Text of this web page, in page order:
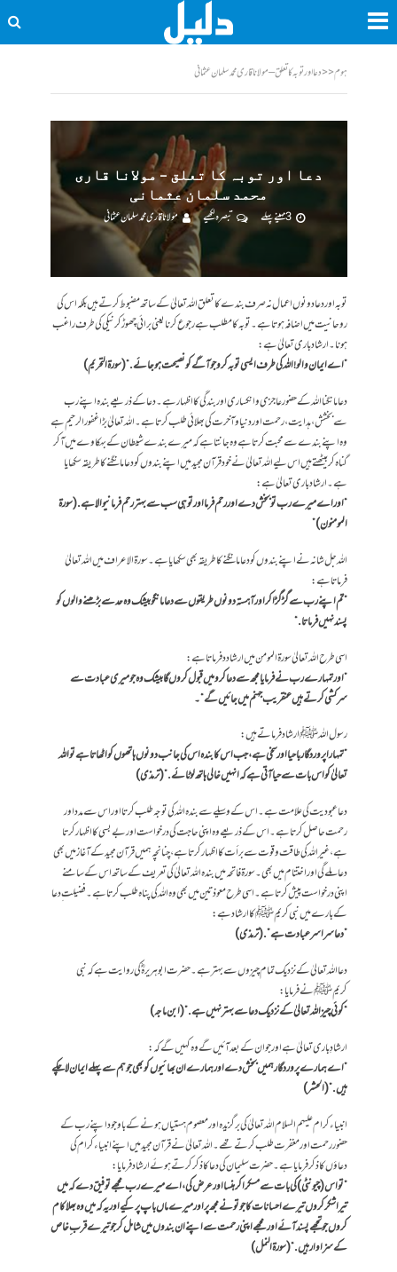
ہوم<<دعا اور توبہ کا تعلق – مولانا قاری محمد سلمان عثمانی
دعا اور توبہ کا تعلق – مولانا قاری
محمد سلمان عثمانی
3 مہینے پہلے
تبصرہ لکھیے مولانا قاری محمد سلمان عثمانی
توبہ اور دعا دونوں اعمال نہ صرف بندے کا تعلق اللہ تعالیٰ کے ساتھ مضبوط کرتے ہیں بلکہ اس کی
روحانیت میں اضافہ ہوتا ہے۔ توبہ کا مطلب ہے رجوع کرنا یعنی برائی چھوڑ کر نیکی کی طرف راغب
ہونا۔ارشاد باری تعالیٰ ہے:
”اے ایمان والو! اللہ کی طرف ایسی توبہ کرو جو آگے کونصیحت ہو جائے.“ (سورۃ التحریم)
دعا مانگنا اللہ کے حضور عاجزی و انکساری اور بندگی کا اظہار ہے۔دعا کے ذریعے بندہ اپنے رب
سے بخشش، ہدایت، رحمت اور دنیا و آخرت کی بھلائی طلب کرتا ہے۔اللہ تعالیٰ بڑا غفورالرحیم ہے
وہ اپنے بندے سے محبت کرتا ہے وہ جانتا ہے کہ میرے بندے شیطان کے بہکاوے میں آ کر
گناہ کر بیٹھتے ہیں اس لیے اللہ تعالیٰ نے خود قرآن مجید میں اپنے بندوں کو دعا مانگنے کا طریقہ سکھایا
ہے۔ارشاد باری تعالیٰ ہے:
“اور اے میرے رب تو بخش دے اور رحم فرمااور تو ہی سب سے بہتر رحم فرمانیوالا ہے.(سورۃ
المومنون)”
اللہ جل شانہ نے اپنے بندوں کو دعا مانگنے کا طریقہ بھی سکھایا ہے۔سورۃ الاعراف میں اللہ تعالیٰ
فرماتا ہے:
”تم اپنے رب سے گڑ گڑا کر اور آہستہ دونوں طریقوں سے دعا مانگو بیشک وہ حد سے بڑھنے والوں کو
پسند نہیں فرماتا.“
اسی طرح اللہ تعالیٰ سورۃ المومن میں ارشادد فرماتا ہے:
”اور تمہارے رب نے فرمایا مجھ سے دعا کرو میں قبول کروں گا بیشک وہ جو میری عبادت سے
سرکشی کرتے ہیں عنقریب جہنم میں جائیں گے“۔
رسول اللہﷺ ارشاد فرماتے ہیں:
” تمہارا پروردگار باحیا اور سخی ہے، جب اس کا بندہ اس کی جانب دونوں ہاتھوں کو اٹھاتا ہے تو اللہ
تعالیٰ کو اس بات سے حیا آتی ہے کہ انہیں خالی ہاتھ لوٹائے.” (ترمذی)
دعا عبودیت کی علامت ہے۔ اس کے وسیلے سے بندہ اللہ کی توجہ طلب کرتا اور اس سے مدد اور
رحمت حاصل کرتا ہے۔ اس کے ذریعے وہ اپنی حاجت کی درخواست اور بے بسی کا اظہار کرتا
ہے،غیر اللہ کی طاقت و قوت سے برأت کا اظہار کرتا ہے، چنانچہ ہمیں قرآن مجید کے آغاز میں بھی
دعا ملے گی اور اختتام میں بھی۔ سورۃ فاتحہ میں بندہ اللہ تعالیٰ کی تعریف کے ساتھ اس کے سامنے
اپنی درخواست پیش کرتا ہے۔ اسی طرح معوذتین میں بھی وہ اللہ کی پناہ طلب کرتا ہے۔ فضیلت ِ دعا
کے بارے میں نبی کریم ﷺ کا ارشاد ہے:
” دعا سراسر عبادت ہے”. (ترمذی)
دعا اللہ تعالیٰ کے نزدیک تمام چیزوں سے بہتر ہے۔ حضرت ابوہریرہؓ کی روایت ہے کہ نبی
کریمﷺ نے فرمایا:
“کوئی چیز اللہ تعالیٰ کے نزدیک دعا سے بہتر نہیں ہے.” (ابن ماجہ)
ارشادِ باری تعالیٰ ہے اور جو ان کے بعد آئیں گے وہ کہیں گے کہ:
” اے ہمارے پروردگار ہمیں بخش دے اور ہمارے ان بھائیوں کو بھی جو ہم سے پہلے ایمان لا چکے
ہیں.” (الحشر)
انبیاء کرام علیہم السلام اللہ تعالیٰ کی بر گزیدہ اور معصوم ہستیاں ہونے کے باوجود اپنے رب کے
حضور رحمت اور مغفرت طلب کرتے تھے۔ اللہ تعالیٰ نے قرآن مجید میں اپنے انبیاء کرام کی
دعاؤں کا ذکر فرمایا ہے۔ حضرت سلیمان کی دعا کا ذکر کرتے ہو ئے ارشاد فرمایا:
”تو اس(چیونٹی) کی بات سے مسکرا کر ہنسا اور عرض کی، اے میرے رب مجھے توفیق دے کہ میں
تیرا شکر کروں تیرے احسانات کا جو تو نے مجھ پر اور میرے ماں باپ پر کیے اور یہ کہ میں وہ بھلا کام
کروں جو تجھے پسند آئے اور مجھے اپنی رحمت سے اپنے ان بندوں میں شامل کر جو تیرے قرب ِخاص
کے سزا وار ہیں.“ (سورۃ النمل)